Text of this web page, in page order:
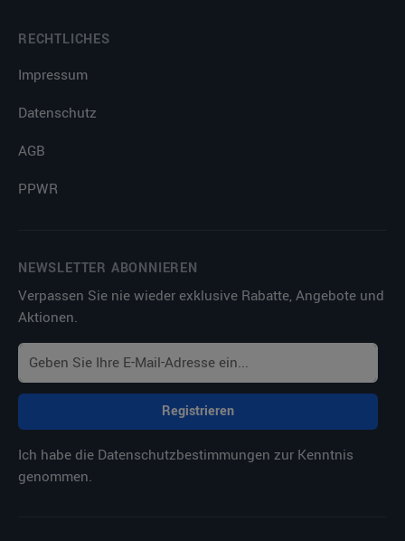
RECHTLICHES
Impressum
Datenschutz
AGB
PPWR
NEWSLETTER ABONNIEREN
Verpassen Sie nie wieder exklusive Rabatte, Angebote und
Aktionen.
Registrieren
Ich habe die Datenschutzbestimmungen zur Kenntnis
genommen.